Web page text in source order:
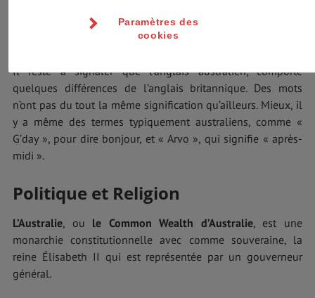
des dialectes différents selon les communautés. Le plus
répandu est le créole australien.
Il reste à signaler que l’anglais australien, comporte
quelques différences de l’anglais britannique. Des mots
n’ont pas du tout la même signification qu’ailleurs. Mieux, il
y a même des termes typiquement australiens, comme «
G’day », pour dire bonjour, et « Arvo », qui signifie « après-
midi ».
Politique et Religion
L’Australie, ou le Common Wealth d’Australie, est une
monarchie constitutionnelle avec comme souveraine, la
reine Élisabeth II qui est représentée par un gouverneur
général.
Paramètres des
cookies